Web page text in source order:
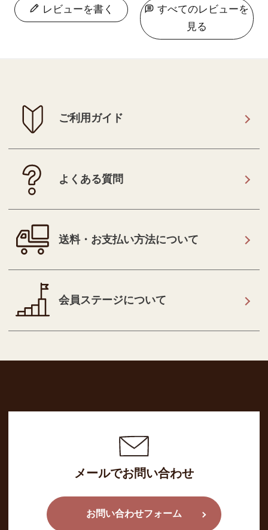
すべてのレビューを
見る
レビューを書く
ご利用ガイド
よくある質問
送料・お支払い方法について
会員ステージについて
メールでお問い合わせ
お問い合わせフォーム